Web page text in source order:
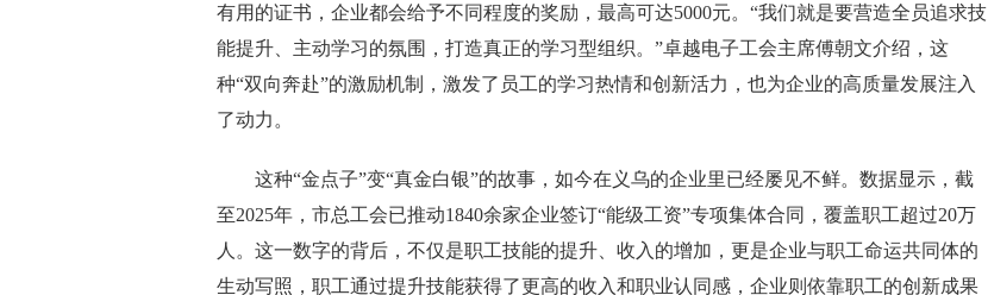
有用的证书，企业都会给予不同程度的奖励，最高可达5000元。“我们就是要营造全员追求技
能提升、主动学习的氛围，打造真正的学习型组织。”卓越电子工会主席傅朝文介绍，这
种“双向奔赴”的激励机制，激发了员工的学习热情和创新活力，也为企业的高质量发展注入
了动力。
这种“金点子”变“真金白银”的故事，如今在义乌的企业里已经屡见不鲜。数据显示，截
至2025年，市总工会已推动1840余家企业签订“能级工资”专项集体合同，覆盖职工超过20万
人。这一数字的背后，不仅是职工技能的提升、收入的增加，更是企业与职工命运共同体的
生动写照，职工通过提升技能获得了更高的收入和职业认同感，企业则依靠职工的创新成果